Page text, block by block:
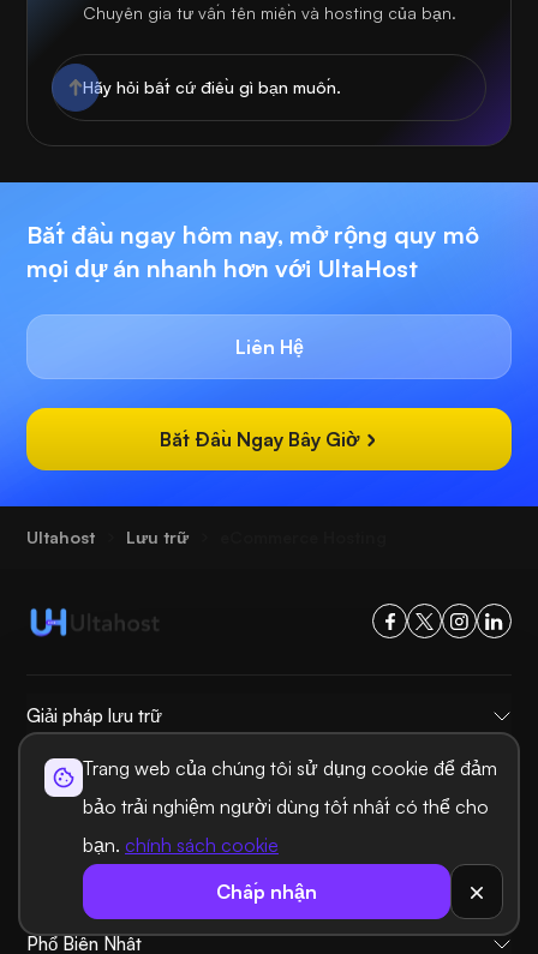
Trang web của chúng tôi sử dụng cookie để đảm
bảo trải nghiệm người dùng tốt nhất có thể cho
bạn. chính sách cookie
Chấp nhận
Chuyên gia tư vấn tên miền và hosting của bạn.
Bắt đầu ngay hôm nay, mở rộng quy mô
mọi dự án nhanh hơn với UltaHost
Liên Hệ
Bắt Đầu Ngay Bây Giờ
Ultahost Lưu trữ
Giải pháp lưu trữ
Giải pháp tên miền
Thông tin chung
Phổ Biến Nhất